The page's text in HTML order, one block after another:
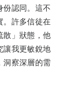
份認同。這不
。許多信徒在
散」狀態，他
讓我更敏銳地
洞察深層的需